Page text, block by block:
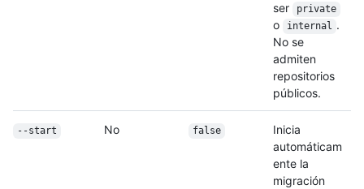
ser
private
o internal .
No se
admiten
repositorios
públicos.
--start No false
Inicia
automáticam
ente la
migración